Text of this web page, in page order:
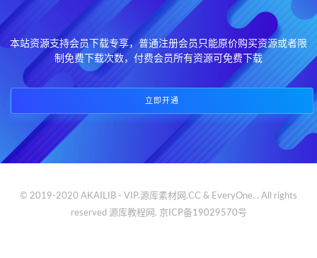
本站资源支持会员下载专享，普通注册会员只能原价购买资源或者限
制免费下载次数，付费会员所有资源可免费下载
立即开通
© 2019-2020 AKAILIB - VIP.源库素材网.CC & EveryOne. . All rights
reserved 源库教程网. 京ICP备19029570号